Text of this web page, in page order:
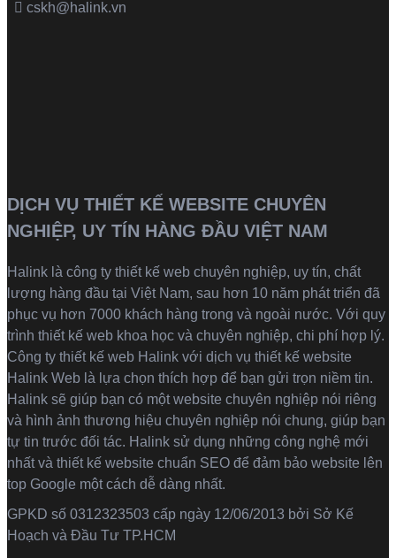
cskh@halink.vn
DỊCH VỤ THIẾT KẾ WEBSITE CHUYÊN
NGHIỆP, UY TÍN HÀNG ĐẦU VIỆT NAM
Halink là công ty thiết kế web chuyên nghiệp, uy tín, chất
lượng hàng đầu tại Việt Nam, sau hơn 10 năm phát triển đã
phục vụ hơn 7000 khách hàng trong và ngoài nước. Với quy
trình thiết kế web khoa học và chuyên nghiệp, chi phí hợp lý.
Công ty thiết kế web Halink với dịch vụ thiết kế website
Halink Web là lựa chọn thích hợp để bạn gửi trọn niềm tin.
Halink sẽ giúp bạn có một website chuyên nghiệp nói riêng
và hình ảnh thương hiệu chuyên nghiệp nói chung, giúp bạn
tự tin trước đối tác. Halink sử dụng những công nghệ mới
nhất và thiết kế website chuẩn SEO để đảm bảo website lên
top Google một cách dễ dàng nhất.
GPKD số 0312323503 cấp ngày 12/06/2013 bởi Sở Kế
Hoạch và Đầu Tư TP.HCM